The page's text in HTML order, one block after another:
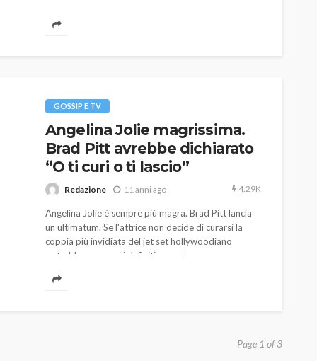
GOSSIP E TV
Angelina Jolie magrissima.
Brad Pitt avrebbe dichiarato
“O ti curi o ti lascio”
Redazione 11 anni ago 4.29K
Angelina Jolie è sempre più magra. Brad Pitt lancia
un ultimatum. Se l'attrice non decide di curarsi la
coppia più invidiata del jet set hollywoodiano
potrebbe separarsi definitivamente.
Page 1 of 3